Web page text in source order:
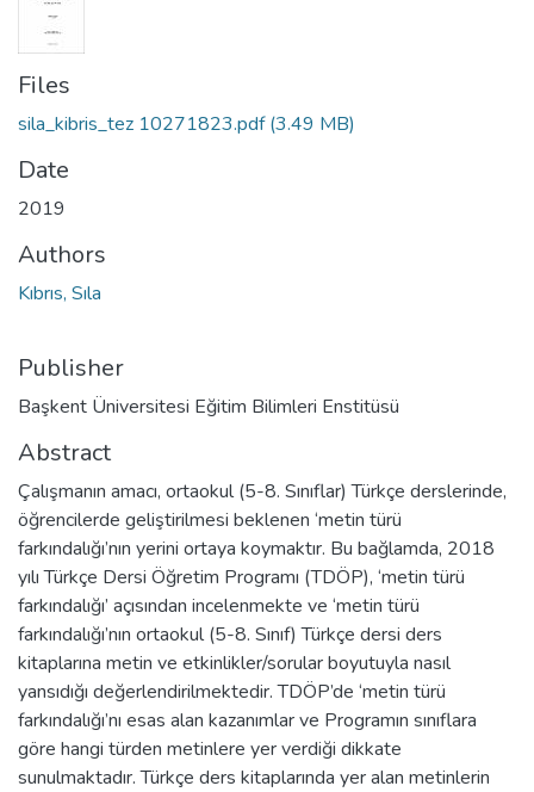
Files
sila_kibris_tez 10271823.pdf(3.49 MB)
Date
2019
Authors
Kıbrıs, Sıla
Publisher
Başkent Üniversitesi Eğitim Bilimleri Enstitüsü
Abstract
Çalışmanın amacı, ortaokul (5-8. Sınıflar) Türkçe derslerinde,
öğrencilerde geliştirilmesi beklenen ‘metin türü
farkındalığı’nın yerini ortaya koymaktır. Bu bağlamda, 2018
yılı Türkçe Dersi Öğretim Programı (TDÖP), ‘metin türü
farkındalığı’ açısından incelenmekte ve ‘metin türü
farkındalığı’nın ortaokul (5-8. Sınıf) Türkçe dersi ders
kitaplarına metin ve etkinlikler/sorular boyutuyla nasıl
yansıdığı değerlendirilmektedir. TDÖP’de ‘metin türü
farkındalığı’nı esas alan kazanımlar ve Programın sınıflara
göre hangi türden metinlere yer verdiği dikkate
sunulmaktadır. Türkçe ders kitaplarında yer alan metinlerin